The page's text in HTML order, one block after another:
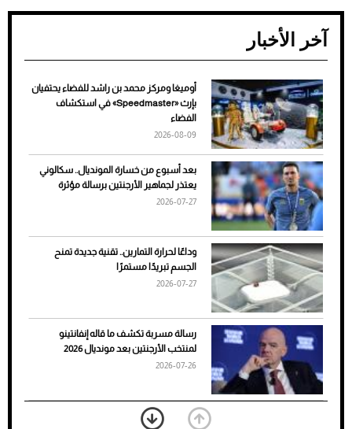
ضعف تبريد مكيف السيارة عند الوقوف.. أشهر
الأسباب والحلول
7 نصائح لاختيار لون البنطلون المناسب للقميص
الأسود
آخر الأخبار
أوميغا ومركز محمد بن راشد للفضاء يحتفيان
بإرث «Speedmaster» في استكشاف
الفضاء
2026-08-09
بعد أسبوع من خسارة المونديال.. سكالوني
يعتذر لجماهير الأرجنتين برسالة مؤثرة
2026-07-27
وداعًا لحرارة التمارين.. تقنية جديدة تمنح
الجسم تبريدًا مستمرًا
2026-07-27
رسالة مسربة تكشف ما قاله إنفانتينو
لمنتخب الأرجنتين بعد مونديال 2026
2026-07-26
«الجوازات» تكشف طريقة استخراج رقم